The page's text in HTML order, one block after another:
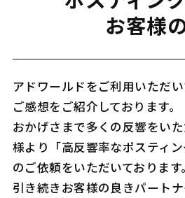
お客様
アドワールドをご利用いただい
ご感想をご紹介しております。
おかげさまで多くの反響をい
様より「高反響率なポスティ
のご依頼をいただいております。
引き続きお客様の良きパート